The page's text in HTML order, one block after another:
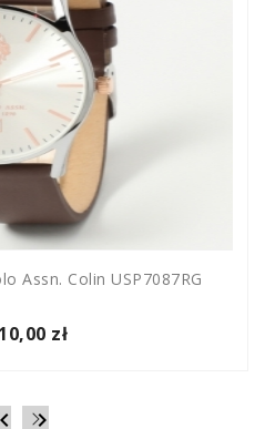
Assn. Colin USP7087RG
zł
